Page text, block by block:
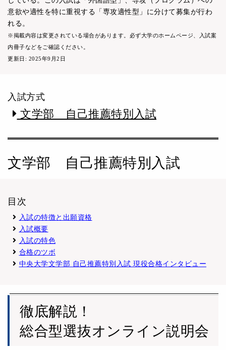
意欲や適性を特に重視する「専攻適性型」に分けて募集が行わ
れる。
※掲載内容は変更されている場合があります。必ず大学のホームページ、入試案
内冊子などをご確認ください。
更新日: 2025年9月2日
入試方式
文学部 自己推薦特別入試
文学部 自己推薦特別入試
目次
入試の特徴と出願資格
入試概要
入試の特色
合格のツボ
中央大学文学部 自己推薦特別入試 現役合格インタビュー
徹底解説！
総合型選抜オンライン説明会